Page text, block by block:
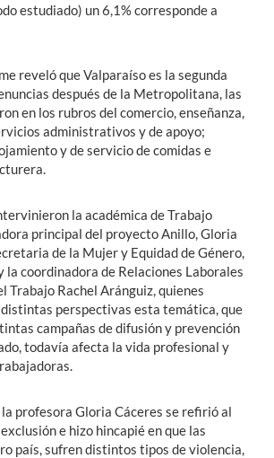
estudiado) un 6,1% corresponde a
reveló que Valparaíso es la segunda
después de la Metropolitana, las
en los rubros del comercio, enseñanza,
administrativos y de apoyo;
y de servicio de comidas e
la académica de Trabajo
principal del proyecto Anillo, Gloria
de la Mujer y Equidad de Género,
la coordinadora de Relaciones Laborales
Trabajo Rachel Aránguiz, quienes
perspectivas esta temática, que
campañas de difusión y prevención
todavía afecta la vida profesional y
la profesora Gloria Cáceres se refirió al
e hizo hincapié en que las
país, sufren distintos tipos de violencia,